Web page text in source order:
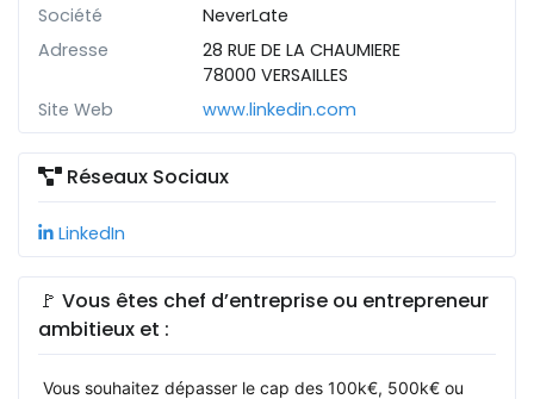
Société
NeverLate
Adresse
28 RUE DE LA CHAUMIERE
78000 VERSAILLES
Site Web
www.linkedin.com
Réseaux Sociaux
LinkedIn
🚩 Vous êtes chef d’entreprise ou entrepreneur
ambitieux et :
Vous souhaitez dépasser le cap des 100k€, 500k€ ou